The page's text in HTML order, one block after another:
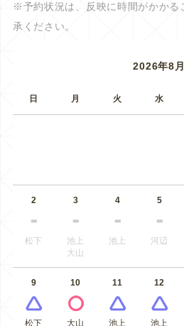
※予約状況は、反映に時間がかかる
承ください。
2026年8月
日 月 火 水
2
松下
3
池上
大山
4
池上
5
河辺
9
松下
10
大山
11
池上
12
池上